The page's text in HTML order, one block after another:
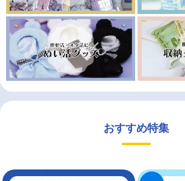
おすすめ特集